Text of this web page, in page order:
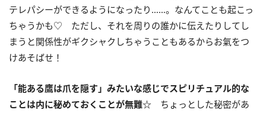
テレパシーができるようになったり……。なんてことも起こっ
ちゃうかも♡ ただし、それを周りの誰かに伝えたりしてし
まうと関係性がギクシャクしちゃうこともあるからお氣をつ
けあそばせ！
「能ある鷹は爪を隠す」みたいな感じでスピリチュアル的な
ことは内に秘めておくことが無難☆ ちょっとした秘密があ